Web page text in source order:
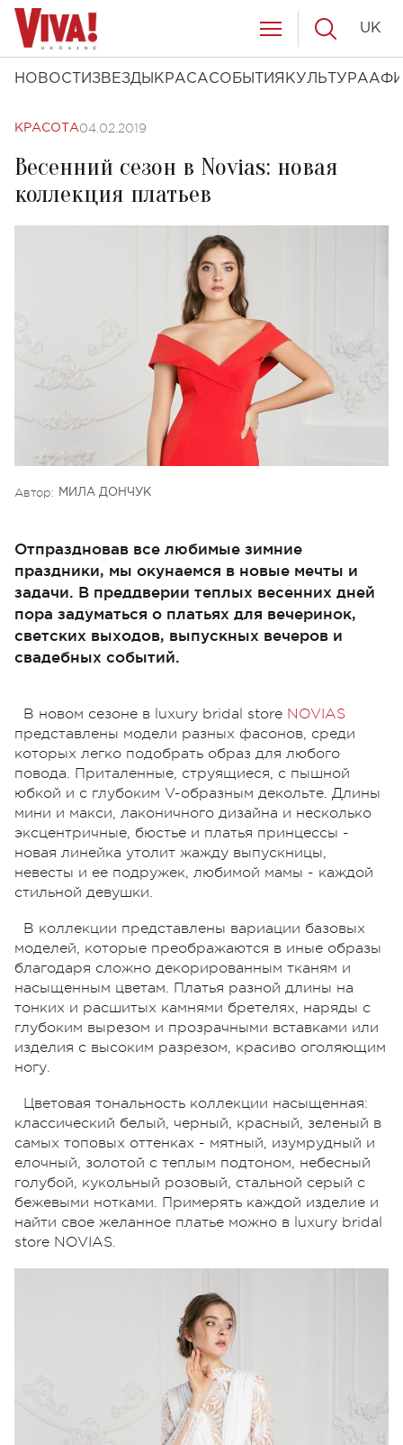
НОВОСТИ ЗВЕЗДЫ КРАСАСОБЫТИЯ КУЛЬТУРА
UK
КРАСОТА04.02.2019
Весенний сезон в Novias: новая
коллекция платьев
Автор: МИЛА ДОНЧУК
Отпраздновав все любимые зимние
праздники, мы окунаемся в новые мечты и
задачи. В преддверии теплых весенних дней
пора задуматься о платьях для вечеринок,
светских выходов, выпускных вечеров и
свадебных событий.
В новом сезоне в luxury bridal store NOVIAS
представлены модели разных фасонов, среди
которых легко подобрать образ для любого
повода. Приталенные, струящиеся, с пышной
юбкой и с глубоким V-образным декольте. Длины
мини и макси, лаконичного дизайна и несколько
эксцентричные, бюстье и платья принцессы -
новая линейка утолит жажду выпускницы,
невесты и ее подружек, любимой мамы - каждой
стильной девушки.
В коллекции представлены вариации базовых
моделей, которые преображаются в иные образы
благодаря сложно декорированным тканям и
насыщенным цветам. Платья разной длины на
тонких и расшитых камнями бретелях, наряды с
глубоким вырезом и прозрачными вставками или
изделия с высоким разрезом, красиво оголяющим
ногу.
Цветовая тональность коллекции насыщенная:
классический белый, черный, красный, зеленый в
самых топовых оттенках - мятный, изумрудный и
елочный, золотой с теплым подтоном, небесный
голубой, кукольный розовый, стальной серый с
бежевыми нотками. Примерять каждой изделие и
найти свое желанное платье можно в luxury bridal
store NOVIAS.